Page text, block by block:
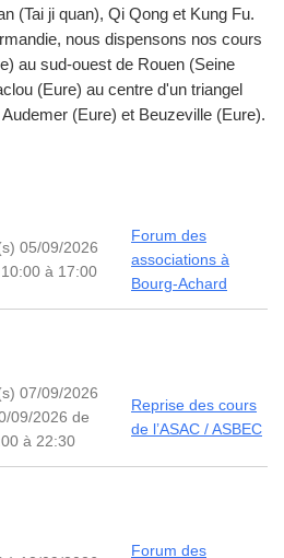
(Tai ji quan), Qi Qong et Kung Fu.
nous dispensons nos cours
au sud-ouest de Rouen (Seine
(Eure) au centre d'un triangel
(Eure) et Beuzeville (Eure).
05/09/2026
à 17:00
Forum des
associations à
Bourg-Achard
07/09/2026
09/2026 de
à 22:30
Reprise des cours
de l’ASAC / ASBEC
Forum des